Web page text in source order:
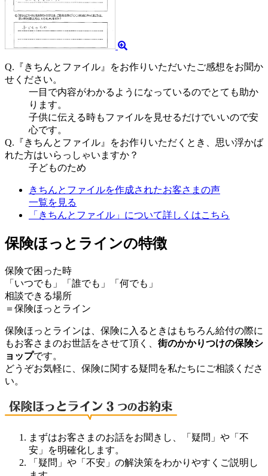
Q.『きちんとファイル』をお作りいただいたご感想をお聞か
せください。
一目で内容がわかるようになっているのでとても助か
ります。
子供に伝える時もファイルを見せるだけでいいので安
心です。
Q.『きちんとファイル』をお作りいただくとき、思い浮かば
れた方はいらっしゃいますか？
子どものため
きちんとファイルを作成されたお客さまの声
一覧を見る
「きちんとファイル」について詳しくはこちら
保険ほっとラインの特徴
保険で困った時
「いつでも」「誰でも」「何でも」
相談できる場所
＝保険ほっとライン
保険ほっとラインは、保険に入るときはもちろん給付の際に
もお客さまのお世話をさせて頂く、 街のかかりつけの保険シ
ョップです。
どうぞお気軽に、保険に関する疑問を私たちにご相談くださ
い。
まずはお客さまのお話をお聞きし、「疑問」や「不
安」を明確化します。
「疑問」や「不安」の解決策をわかりやすくご説明し